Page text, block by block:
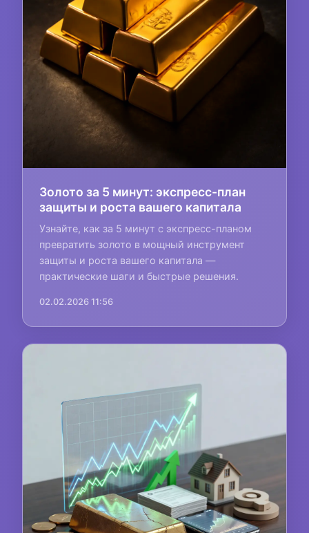
Золото за 5 минут: экспресс-план
защиты и роста вашего капитала
Узнайте, как за 5 минут с экспресс-планом
превратить золото в мощный инструмент
защиты и роста вашего капитала —
практические шаги и быстрые решения.
02.02.2026 11:56